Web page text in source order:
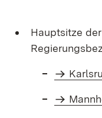
Hauptsitze